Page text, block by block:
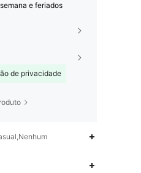
e feriados
de privacidade